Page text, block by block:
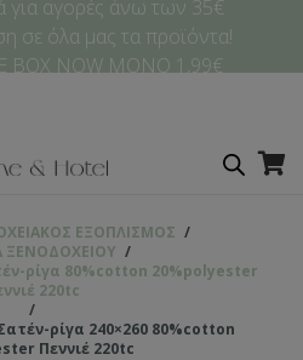
για αγορές άνω των 35€
σε όλα μας τα προϊόντα!
NOW ΜΟΝΟ 1,99€
ΕΞΟΠΛΙΣΜΟΣ /
ΞΕΝΟΔΟΧΕΙΟΥ /
ρίγα 80%cotton 20%polyester
220tc
/
ρίγα 240×260 80%cotton
Πεννιέ 220tc